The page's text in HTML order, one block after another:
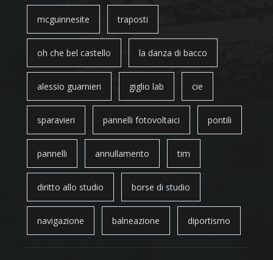
mcguinnesite traposti
oh che bel castello la danza di bacco
alessio guarnieri giglio lab cie
sparavieri pannelli fotovoltaici pontili
pannelli annullamento tim
diritto allo studio borse di studio
navigazione balneazione diportismo